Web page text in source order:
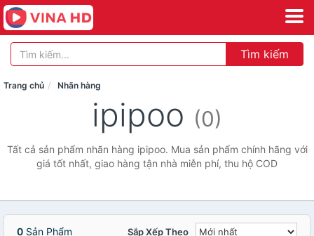
Tìm kiếm
Trang chủ Nhãn hàng
ipipoo (0)
Tất cả sản phẩm nhãn hàng ipipoo. Mua sản phẩm chính hãng với
giá tốt nhất, giao hàng tận nhà miễn phí, thu hộ COD
0 Sản Phẩm Sắp Xếp Theo